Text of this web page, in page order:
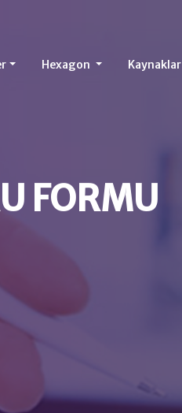
Hexagon Kaynaklar
FORMU